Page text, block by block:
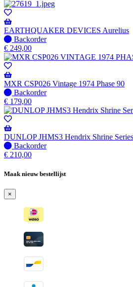
EARTHQUAKER DEVICES Aurelius
Niet
op
voorraad
-
Wordt
verzonden
wanneer
beschikbaar
Backorder
€ 249,00
MXR CSP026 Vintage 1974 Phase 90
Niet
op
voorraad
-
Wordt
verzonden
wanneer
beschikbaar
Backorder
€ 179,00
DUNLOP JHMS3 Hendrix Shrine
Niet
op
-
verzonden
wanneer
beschikbaar
Backorder
€ 210,00
Maak nieuw bestellijst
×